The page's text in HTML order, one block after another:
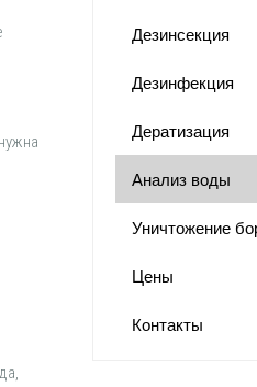
Дезинсекция
Дезинфекция
Дератизация
Анализ воды
Уничтожение
Цены
Контакты